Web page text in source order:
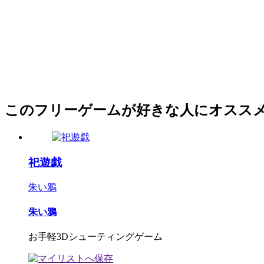
このフリーゲームが好きな人にオスス
祀遊戯
朱い鴉
朱い鴉
お手軽3Dシューティングゲーム